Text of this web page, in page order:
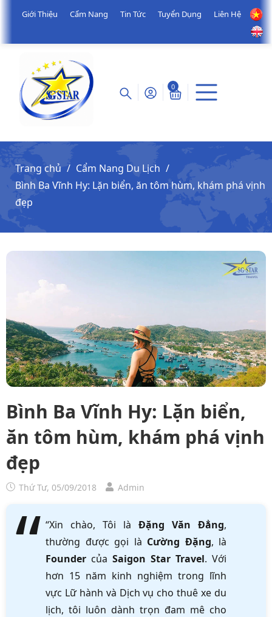
Giới Thiệu Cẩm Nang Tin Tức Tuyển Dụng Liên Hệ
0
Trang chủ
Cẩm Nang Du Lịch
Bình Ba Vĩnh Hy: Lặn biển, ăn tôm hùm, khám phá vịnh
đẹp
Bình Ba Vĩnh Hy: Lặn biển,
ăn tôm hùm, khám phá vịnh
đẹp
Thứ Tư, 05/09/2018 Admin
“Xin chào, Tôi là Đặng Văn Đẳng,
thường được gọi là Cường Đặng, là
Founder của Saigon Star Travel. Với
hơn 15 năm kinh nghiệm trong lĩnh
vực Lữ hành và Dịch vụ cho thuê xe du
lịch, tôi luôn dành trọn đam mê cho